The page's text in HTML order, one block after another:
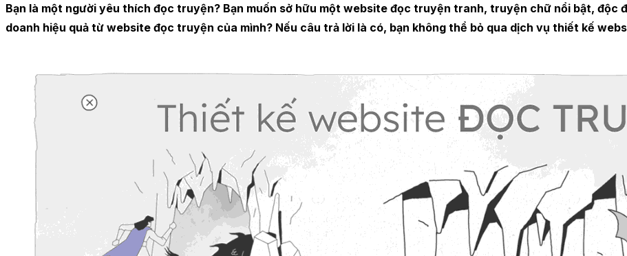
Bạn là một người yêu thích đọc truyện? Bạn muốn sở hữu một website đọc truyện tranh, truyện chữ nổi bật, độc
doanh hiệu quả từ website đọc truyện của mình? Nếu câu trả lời là có, bạn không thể bỏ qua dịch vụ thiết kế